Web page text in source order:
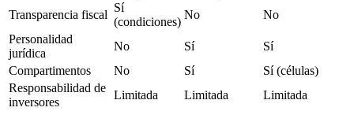
Transparencia fiscal
Sí
(condiciones)
No
No
Personalidad
jurídica
No Sí
Sí
Compartimentos
No Sí
Sí (células)
Responsabilidad de
inversores
Limitada Limitada Limitada